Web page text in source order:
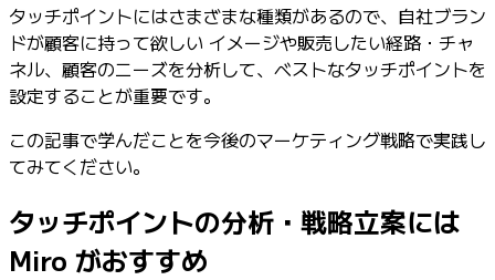
タッチポイントにはさまざまな種類があるので、自社ブラン
ドが顧客に持って欲しい イメージや販売したい経路・チャ
ネル、顧客のニーズを分析して、ベストなタッチポイントを
設定することが重要です。
この記事で学んだことを今後のマーケティング戦略で実践し
てみてください。
タッチポイントの分析・戦略立案には
Miro がおすすめ